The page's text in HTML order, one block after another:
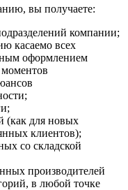
вы получаете:
компании;
касаемо всех
оформлением
(как для новых
клиентов);
со складской
производителей
в любой точке